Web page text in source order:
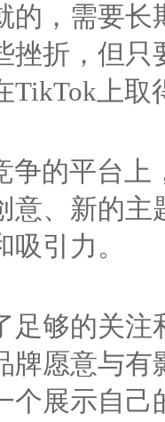
的，需要
挫折，但
TikTok上取
争的平台
意、新的
引力。
足够的关
牌愿意与
个展示自